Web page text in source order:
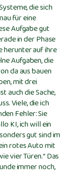
die sich
für eine
Aufgabe gut
in der Phase
herunter auf ihre
Aufgaben, die
da aus bauen
mit drei
auch die Sache,
Viele, die ich
Fehler: Sie
KI, ich will ein
gut sind im
rotes Auto mit
vier Türen.“ Das
immer noch,